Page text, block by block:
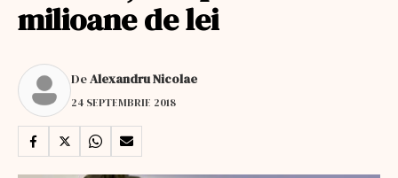
milioane de lei
DeAlexandru Nicolae
24 SEPTEMBRIE 2018